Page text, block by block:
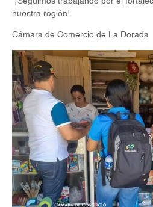
nuestra región!
Cámara de Comercio de La Dorada